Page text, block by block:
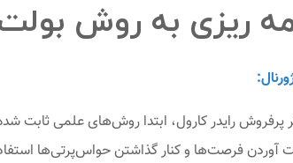
ریزی به روش بولت
پرفروش رایدر کارول، ابتدا روش‌های علمی ثابت
آوردن فرصت‌ها و کنار گذاشتن حواس‌پرتی‌ها